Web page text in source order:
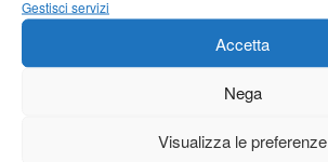
Gestisci servizi
Accetta
Nega
Visualizza le preferenze
6
13
26 27 28